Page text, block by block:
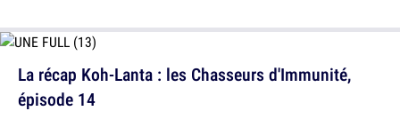
La récap Koh-Lanta : les Chasseurs d'Immunité,
épisode 14